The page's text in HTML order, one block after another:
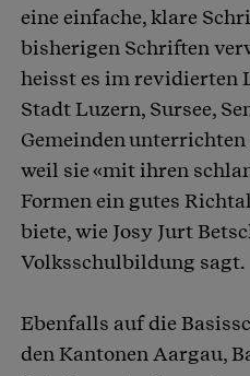
eine einfache, klare
bisherigen Schriften
heisst es im revidierten
Stadt Luzern, Sursee,
Gemeinden
weil sie «mit ihren
Formen ein gutes
biete, wie Josy Jurt
Volksschulbildung sagt.
Ebenfalls auf die
den Kantonen Aargau,